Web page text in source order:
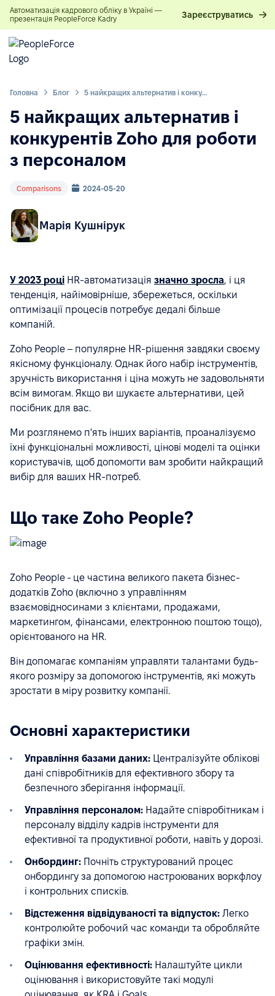
Автоматизація кадрового обліку в Україні —
презентація PeopleForce Kadry
Зареєструватись
Головна Блог 5 найкращих альтернатив і конкурентів Zoho для роботи з персоналом
5 найкращих альтернатив і
конкурентів Zoho для роботи
з персоналом
Comparisons 2024-05-20
Марія Кушнірук
У 2023 році HR-автоматизація значно зросла, і ця
тенденція, найімовірніше, збережеться, оскільки
оптимізації процесів потребує дедалі більше
компаній.
Zoho People – популярне HR-рішення завдяки своєму
якісному функціоналу. Однак його набір інструментів,
зручність використання і ціна можуть не задовольняти
всім вимогам. Якщо ви шукаєте альтернативи, цей
посібник для вас.
Ми розглянемо п'ять інших варіантів, проаналізуємо
їхні функціональні можливості, цінові моделі та оцінки
користувачів, щоб допомогти вам зробити найкращий
вибір для ваших HR-потреб.
Що таке Zoho People?
Zoho People - це частина великого пакета бізнес-
додатків Zoho (включно з управлінням
взаємовідносинами з клієнтами, продажами,
маркетингом, фінансами, електронною поштою тощо),
орієнтованого на HR.
Він допомагає компаніям управляти талантами будь-
якого розміру за допомогою інструментів, які можуть
зростати в міру розвитку компанії.
Основні характеристики
Управління базами даних: Централізуйте облікові
дані співробітників для ефективного збору та
безпечного зберігання інформації.
Управління персоналом: Надайте співробітникам і
персоналу відділу кадрів інструменти для
ефективної та продуктивної роботи, навіть у дорозі.
Онбординг: Почніть структурований процес
онбордингу за допомогою настроюваних воркфлоу
і контрольних списків.
Відстеження відвідуваності та відпусток: Легко
контролюйте робочий час команди та обробляйте
графіки змін.
Оцінювання ефективності: Налаштуйте цикли
оцінювання і використовуйте такі модулі